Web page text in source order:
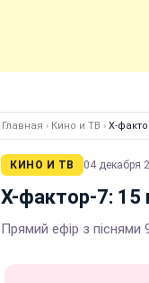
Главная › Кино и ТВ › Х-
КИНО И ТВ 04 декабря
Х-фактор-7: 15
Прямий ефір з